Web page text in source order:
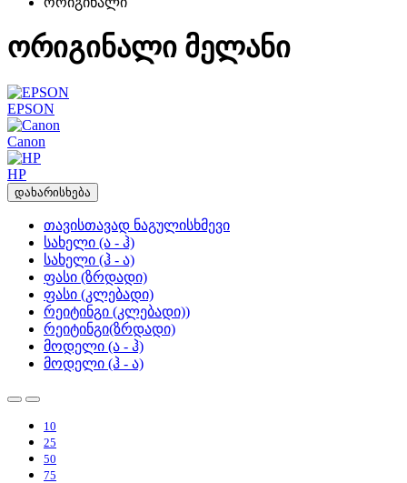
ორიგინალი მელანი
EPSON
Canon
HP
დახარისხება
თავისთავად ნაგულისხმევი
სახელი (ა - ჰ)
სახელი (ჰ - ა)
ფასი (ზრდადი)
ფასი (კლებადი)
რეიტინგი (კლებადი))
რეიტინგი(ზრდადი)
მოდელი (ა - ჰ)
მოდელი (ჰ - ა)
10
25
50
75